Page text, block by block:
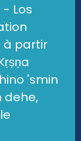
Los
à partir
'smin
dehe,